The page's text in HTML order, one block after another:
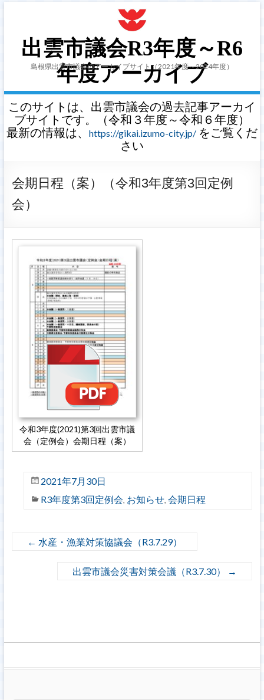
出雲市議会R3年度～R6
年度アーカイブ
島根県出雲市議会のアーカイブサイト（2021年度～2024年度）
このサイトは、出雲市議会の過去記事アーカイ
ブサイトです。（令和３年度～令和６年度）
最新の情報は、
https://gikai.izumo-city.jp/をご覧くだ
さい
会期日程（案）（令和3年度第3回定例
会）
令和3年度(2021)第3回出雲市議
会（定例会）会期日程（案）
2021年7月30日
R3年度第3回定例会, お知らせ, 会期日程
← 水産・漁業対策協議会（R3.7.29）
出雲市議会災害対策会議（R3.7.30） →